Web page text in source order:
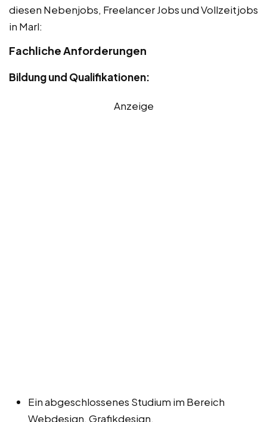
diesen Nebenjobs, Freelancer Jobs und Vollzeitjobs
in Marl:
Fachliche Anforderungen
Bildung und Qualifikationen:
Anzeige
Ein abgeschlossenes Studium im Bereich
Webdesign, Grafikdesign,